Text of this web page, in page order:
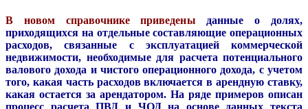
В новом справочнике приведены
данные о долях,
приходящихся на отдельные составляющие операционных
расходов, связанные с эксплуатацией коммерческой
недвижимости, необходимые для расчета потенциального
валового дохода и чистого операционного дохода, с учетом
того, какая часть расходов включается в арендную ставку,
какая остается за арендатором. На ряде примеров описан
процесс расчета ПВД и ЧОД на основе данных текста